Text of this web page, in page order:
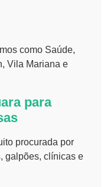
como Saúde,
Vila Mariana e
para
procurada por
galpões, clínicas e